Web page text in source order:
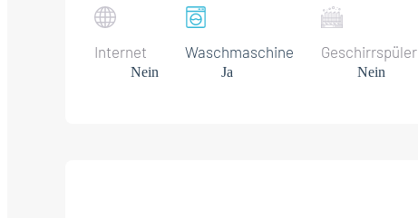
Internet
Nein
Waschmaschine
Ja
Geschirrspüler
Nein